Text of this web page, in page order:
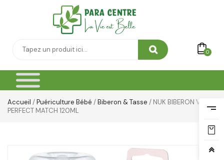
0
Accueil /Puériculture Bébé /Biberon & Tasse / NUK BIBERON VERRE
PERFECT MATCH 120ML